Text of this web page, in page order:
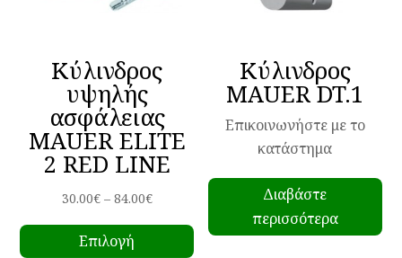
Κύλινδρος
υψηλής
ασφάλειας
MAUER ELITE
2 RED LINE
30.00€ – 84.00€Price
range:
Επιλογή
Αυτό
Κύλινδρος
MAUER DT.1
Επικοινωνήστε με το
κατάστημα
Διαβάστε
περισσότερα